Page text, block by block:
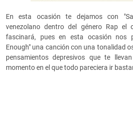
En esta ocasión te dejamos con
venezolano dentro del género Rap el
fascinará, pues en esta ocasión nos
Enough" una canción con una tonalidad
pensamientos depresivos que te
momento en el que todo pareciera ir